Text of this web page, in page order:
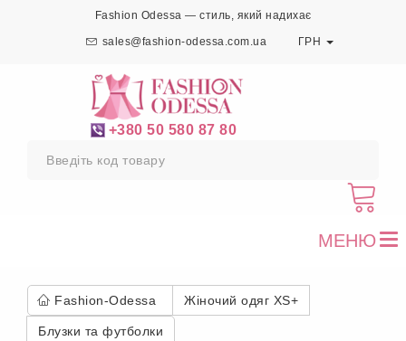
Fashion Odessa — стиль, який надихає
sales@fashion-odessa.com.ua ГРН
+380 50 580 87 80
МЕНЮ
Fashion-Odessa Жіночий одяг XS+
Блузки та футболки